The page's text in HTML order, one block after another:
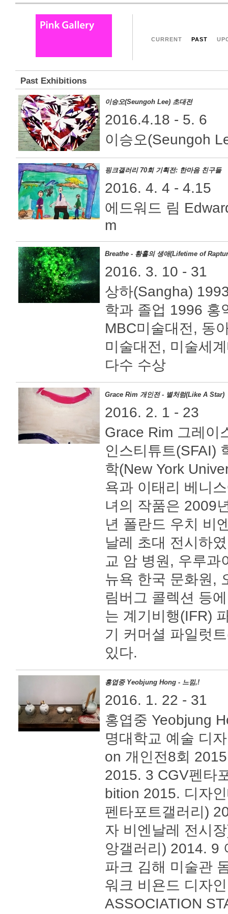
CURRENT PAST
Past Exhibitions
이승오(Seungoh Lee) 초대전
2016.4.18 - 5. 6
이승오(Seungoh
핑크갤러리 70회 기획전: 한마음 친구들
2016. 4. 4 - 4.15
에드워드 림
m
Breathe - 황홀의 생애(Lifetime of
2016. 3. 10 - 31
상하(Sangha)
학과 졸업 1996 홍
MBC미술대전, 동
미술대전, 미술세
다수 수상
Grace Rim 개인전 - 별처럼(Like A Star)
2016. 2. 1 - 23
Grace Rim 그레이
인스티튜트(SFAI)
학(New York
욕과 이태리 베니
녀의 작품은 2009
년 폴란드 우치 비
날레 초대 전시하
교 암 병원, 우루과
뉴욕 한국 문화원,
림버그 콜렉션 등
는 계기비행(IFR)
기 커머셜 파일럿
있다.
홍엽중 Yeobjung Hong - 느낌,!
2016. 1. 22 - 31
홍엽중 Yeobjung
명대학교 예술 디
on 개인전8회
2015. 3 CGV펜타
bition 2015. 디자
펜타포트갤러리)
자 비엔날레 전시
앙갤러리) 2014. 9
파크 김해 미술관
워크 비욘드 디자
ASSOCIATION